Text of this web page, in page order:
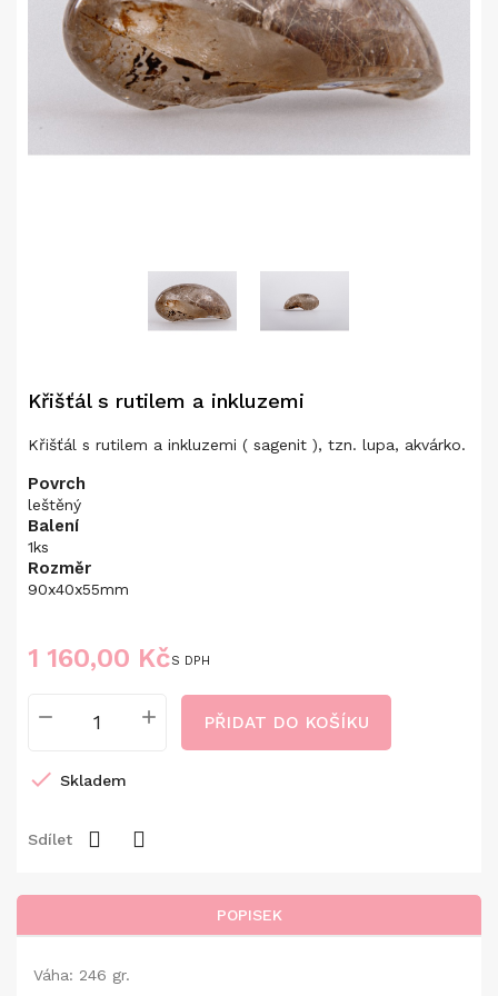
Křišťál s rutilem a inkluzemi
Křišťál s rutilem a inkluzemi ( sagenit ), tzn. lupa, akvárko.
Povrch
leštěný
Balení
1ks
Rozměr
90x40x55mm
1 160,00 KčS DPH
PŘIDAT DO KOŠÍKU
 Skladem
Sdílet
POPISEK
Váha: 246 gr.